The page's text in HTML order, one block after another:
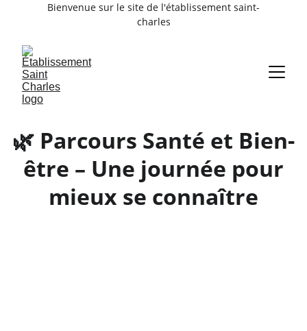
Bienvenue sur le site de l'établissement saint-
charles
🌿 Parcours Santé et Bien-
être – Une journée pour
mieux se connaître